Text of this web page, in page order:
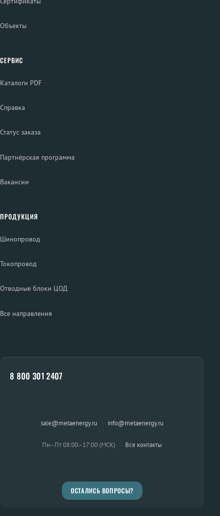
Объекты
СЕРВИС
Каталоги PDF
Справка
Статус заказа
Партнёрская программа
Вакансии
ПРОДУКЦИЯ
Шинопровод
Токопровод
Отводные блоки ЦОД
Все направления
8 800 301 2407
sale@metaenergy.ru · info@metaenergy.ru
Пн–Пт 08:00–17:00 (МСК) · Все контакты
ОСТАЛИСЬ ВОПРОСЫ?